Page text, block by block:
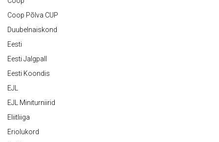
Coop Põlva CUP
Duubelnaiskond
Eesti
Eesti Jalgpall
Eesti Koondis
EJL
EJL Miniturniirid
Eliitliiga
Eriolukord